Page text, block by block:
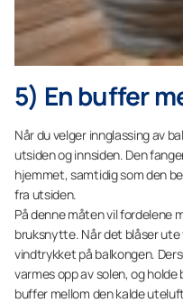
5) En buffer
Når du velger innglassing av
utsiden og innsiden. Den
hjemmet, samtidig som den
fra utsiden.
På denne måten vil fordelene
bruksnytte. Når det blåser ute
vindtrykket på balkongen.
varmes opp av solen, og
buffer mellom den kalde